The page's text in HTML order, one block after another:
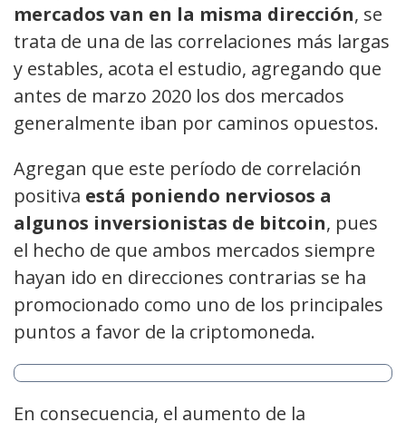
mercados van en la misma dirección, se
trata de una de las correlaciones más largas
y estables, acota el estudio, agregando que
antes de marzo 2020 los dos mercados
generalmente iban por caminos opuestos.
Agregan que este período de correlación
positiva está poniendo nerviosos a
algunos inversionistas de bitcoin, pues
el hecho de que ambos mercados siempre
hayan ido en direcciones contrarias se ha
promocionado como uno de los principales
puntos a favor de la criptomoneda.
En consecuencia, el aumento de la